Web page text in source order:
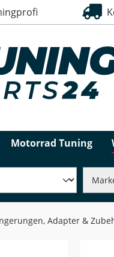
springen
Motorrad Tuning
Adapter &